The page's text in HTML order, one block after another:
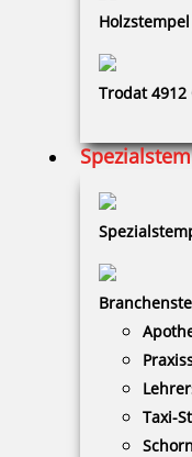
Trodat
Taxi-